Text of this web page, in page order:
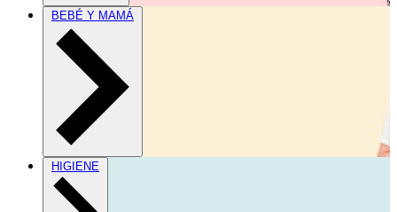
BEBÉ Y MAMÁ
HIGIENE